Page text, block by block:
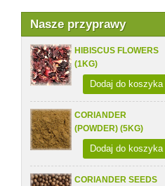
Nasze przyprawy
HIBISCUS FLOWERS
(1KG)
Dodaj do koszyka
CORIANDER
(POWDER) (5KG)
Dodaj do koszyka
CORIANDER SEEDS